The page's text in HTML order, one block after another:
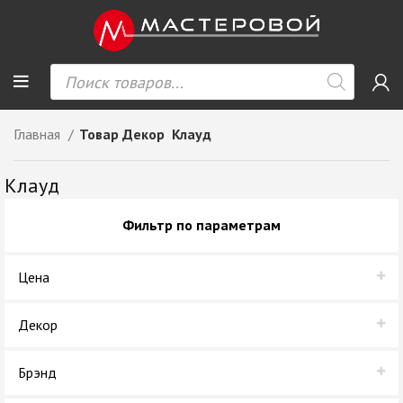
Главная Товар Декор Клауд
Клауд
Фильтр по параметрам
Цена
Декор
Брэнд